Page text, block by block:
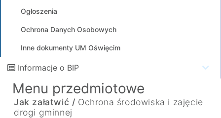
Ogłoszenia
Ochrona Danych Osobowych
Inne dokumenty UM Oświęcim
Informacje o BIP
Menu przedmiotowe
Jak załatwić / Ochrona środowiska i zajęcie
drogi gminnej